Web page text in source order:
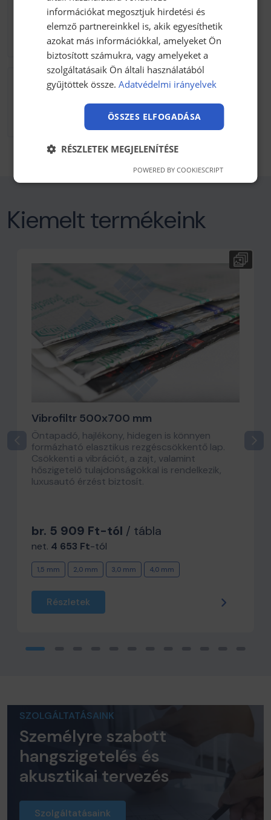
FMVSS 302 Szabvány
122.59 kB kb / pdf
Letöltés
OVF SOFT technikai adatlap
Kiemelt termékeink
Vibrofiltr 500x700 mm
Öntapadó, hajlékony, hidegen is könnyen
formázható elasztikus rezgéscsökkentő lap.
Csökkenti a vibrációt, a zajt, valamint
hőszigetelő tulajdonságokkal is rendelkezik,
luxusautó érzést biztosít.
br. 5 909 Ft-tól / tábla
net. 4 653 Ft-tól
1,5 mm 2,0 mm 3,0 mm 4,0 mm
Részletek
SZOLGÁLTATÁSAINK
Személyre szabott
hangszigetelés és
akusztikai tervezés
Szolgáltatásaink
információkat megosztjuk hirdetési és
elemző partnereinkkel is, akik egyesíthetik
azokat más információkkal, amelyeket Ön
biztosított számukra, vagy amelyeket a
szolgáltatásaik Ön általi használatából
gyűjtöttek össze.Adatvédelmi irányelvek
ÖSSZES ELFOGADÁSA
RÉSZLETEK MEGJELENÍTÉSE
POWERED BY COOKIESCRIPT